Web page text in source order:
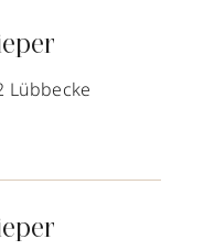
Lübbecke